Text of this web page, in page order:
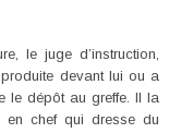
le juge d’instruction,
devant lui ou a
le dépôt au greffe. Il la
en chef qui dresse du